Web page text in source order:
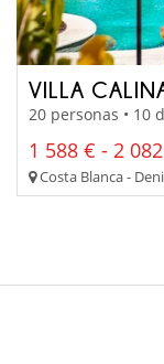
VILLA
20 personas • 10
1 588 € - 2
Costa Blanca -